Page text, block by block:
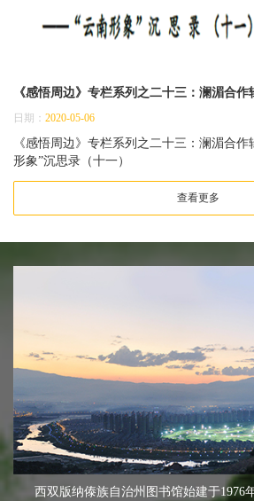
《感悟周边》专栏系列之二十三：澜湄合作
日期： 2020-05-06
《感悟周边》专栏系列之二十三：澜湄合
形象”沉思录（十一）
查看更多
西双版纳傣族自治州图书馆始建于1976